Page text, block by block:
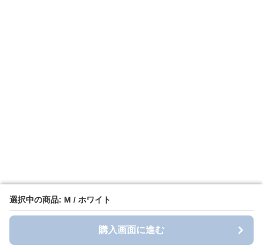
選択中の商品: M / ホワイト
購入画面に進む
選択中の商品: M / ホワイト
購入画面に進む